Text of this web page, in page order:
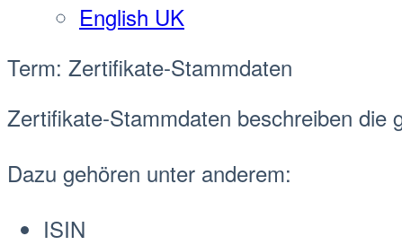
English UK
Term: Zertifikate-Stammdaten
Zertifikate-Stammdaten beschreiben die
Dazu gehören unter anderem:
ISIN